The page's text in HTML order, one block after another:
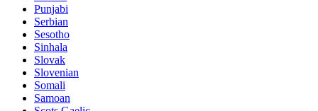
Punjabi
Serbian
Sesotho
Sinhala
Slovak
Slovenian
Somali
Samoan